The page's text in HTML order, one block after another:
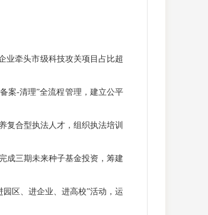
业牵头市级科技攻关项目占比超
案-清理”全流程管理，建立公平
合型执法人才，组织执法培训
成三期未来种子基金投资，筹建
区、进企业、进高校”活动，运